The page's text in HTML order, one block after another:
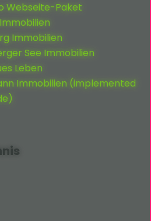
Webseite-Paket
Immobilien
See Immobilien
Leben
Immobilien (implemented